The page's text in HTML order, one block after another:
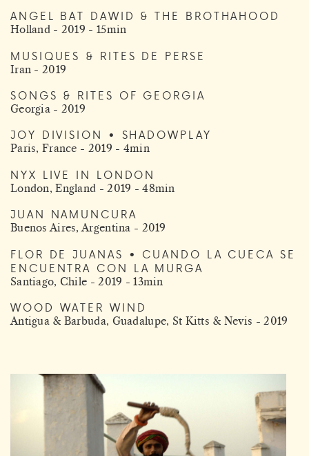
ANGEL BAT DAWID & THE BROTHAHOOD
Holland - 2019 - 15min
MUSIQUES & RITES DE PERSE
Iran - 2019
SONGS & RITES OF GEORGIA
Georgia - 2019
JOY DIVISION • SHADOWPLAY
Paris, France - 2019 - 4min
NYX LIVE IN LONDON
London, England - 2019 - 48min
JUAN NAMUNCURA
Buenos Aires, Argentina - 2019
FLOR DE JUANAS • CUANDO LA CUECA SE
ENCUENTRA CON LA MURGA
Santiago, Chile - 2019 - 13min
WOOD WATER WIND
Antigua & Barbuda, Guadalupe, St Kitts & Nevis - 2019